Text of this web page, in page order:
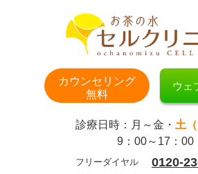
カウンセリング
無料
ウェ
診療日時：月～金・ 土（
9：00～17：00
フリーダイヤル 0120-